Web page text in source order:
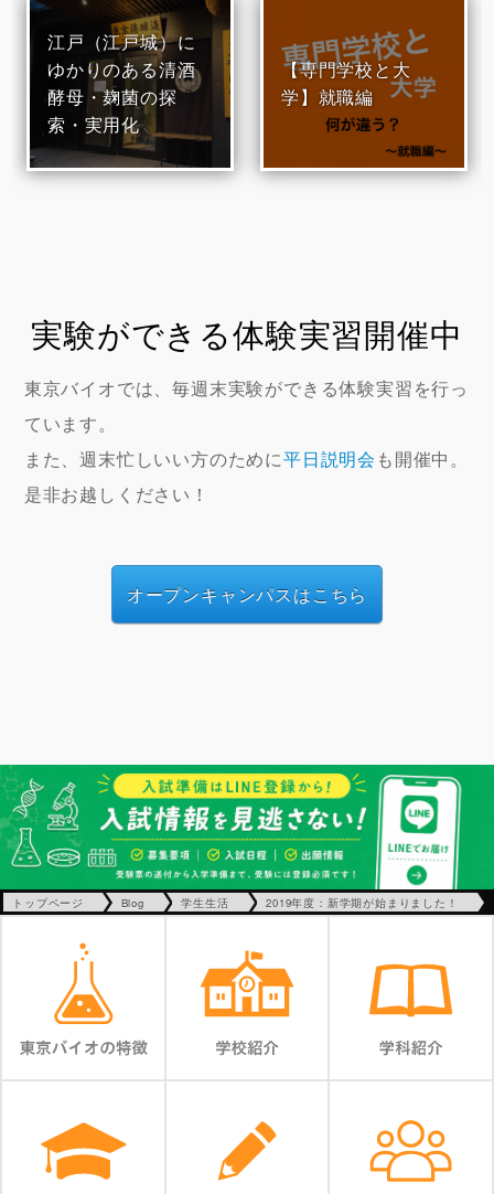
江戸（江戸城）に
ゆかりのある清酒
酵母・麹菌の探
索・実用化
【専門学校と大
学】就職編
実験ができる体験実習開催中
東京バイオでは、毎週末実験ができる体験実習を行っ
ています。
また、週末忙しいい方のために平日説明会 も開催中。
是非お越しください！
オープンキャンパスはこちら
トップページ Blog 学生生活 2019年度：新学期が始まりました！